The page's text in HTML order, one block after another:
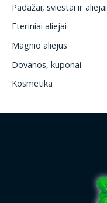
Padažai, sviestai ir aliejai
Eteriniai aliejai
Magnio aliejus
Dovanos, kuponai
Kosmetika